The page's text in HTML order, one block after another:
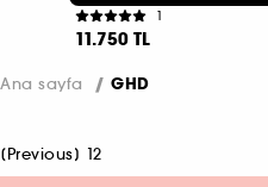
1
11.750 TL
Ana sayfa GHD
[Previous] 12